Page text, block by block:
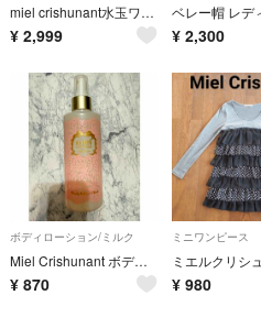
miel crishunant水玉ワンピース新品
¥ 2,999 ¥ 2,300
ボディローション/ミルク
Miel Crishunant ボディ&ヘアミスト
¥ 870
ミニワンピース
¥ 980